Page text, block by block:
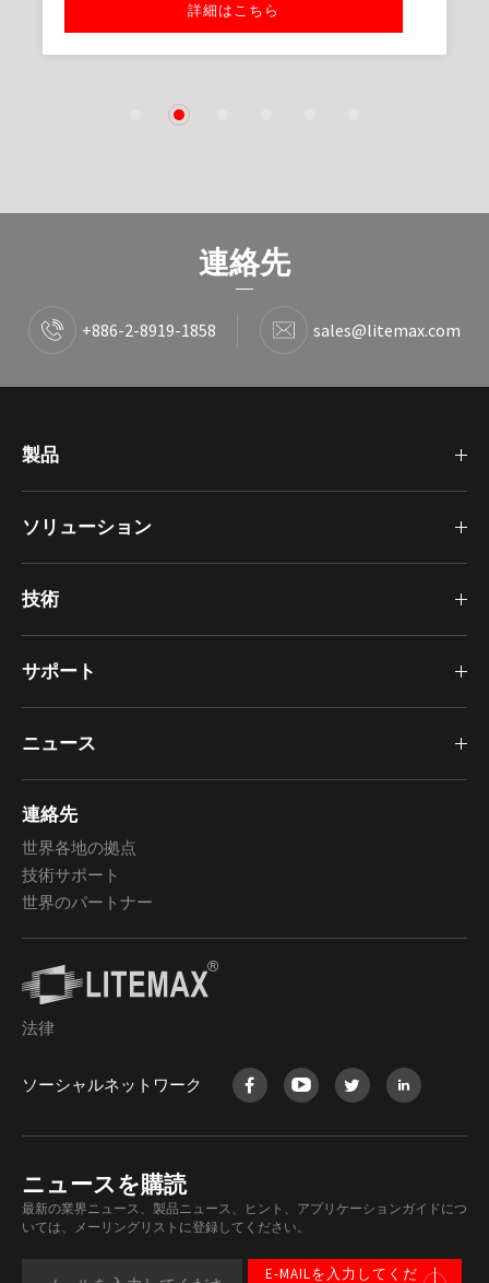
詳細はこちら
2
連絡先
+886-2-8919-1858 sales@litemax.com
製品
ソリューション
技術
サポート
ニュース
連絡先
世界各地の拠点
技術サポート
世界のパートナー
法律
ソーシャルネットワーク
ニュースを購読
最新の業界ニュース、製品ニュース、ヒント、アプリケーションガイドにつ
いては、メーリングリストに登録してください。
E-MAILを入力してくだ